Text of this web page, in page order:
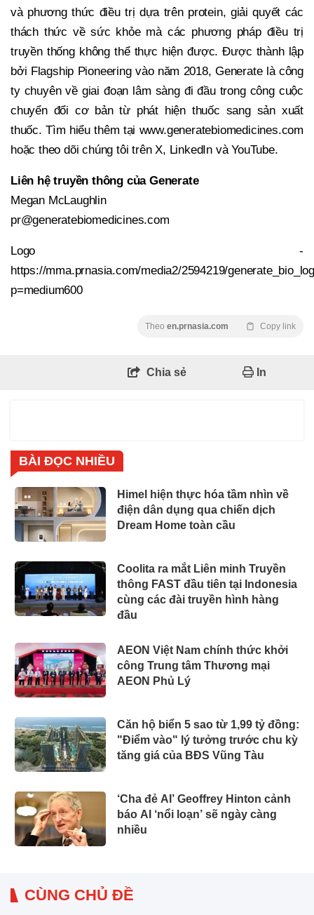
và phương thức điều trị dựa trên protein, giải quyết các
thách thức về sức khỏe mà các phương pháp điều trị
truyền thống không thể thực hiện được. Được thành lập
bởi Flagship Pioneering vào năm 2018, Generate là công
ty chuyên về giai đoạn lâm sàng đi đầu trong công cuộc
chuyển đổi cơ bản từ phát hiện thuốc sang sản xuất
thuốc. Tìm hiểu thêm tại www.generatebiomedicines.com
hoặc theo dõi chúng tôi trên X, LinkedIn và YouTube.
Liên hệ truyền thông của Generate
Megan McLaughlin
pr@generatebiomedicines.com
Logo -
https://mma.prnasia.com/media2/2594219/
p=medium600
Theo en.prnasia.com Copy link
Chia sẻ In
BÀI ĐỌC NHIỀU
Himel hiện thực hóa tầm nhìn về
điện dân dụng qua chiến dịch
Dream Home toàn cầu
Coolita ra mắt Liên minh Truyền
thông FAST đầu tiên tại Indonesia
cùng các đài truyền hình hàng
đầu
AEON Việt Nam chính thức khởi
công Trung tâm Thương mại
AEON Phủ Lý
Căn hộ biển 5 sao từ 1,99 tỷ đồng:
"Điểm vào" lý tưởng trước chu kỳ
tăng giá của BĐS Vũng Tàu
‘Cha đẻ AI’ Geoffrey Hinton cảnh
báo AI ‘nổi loạn’ sẽ ngày càng
nhiều
CÙNG CHỦ ĐỀ